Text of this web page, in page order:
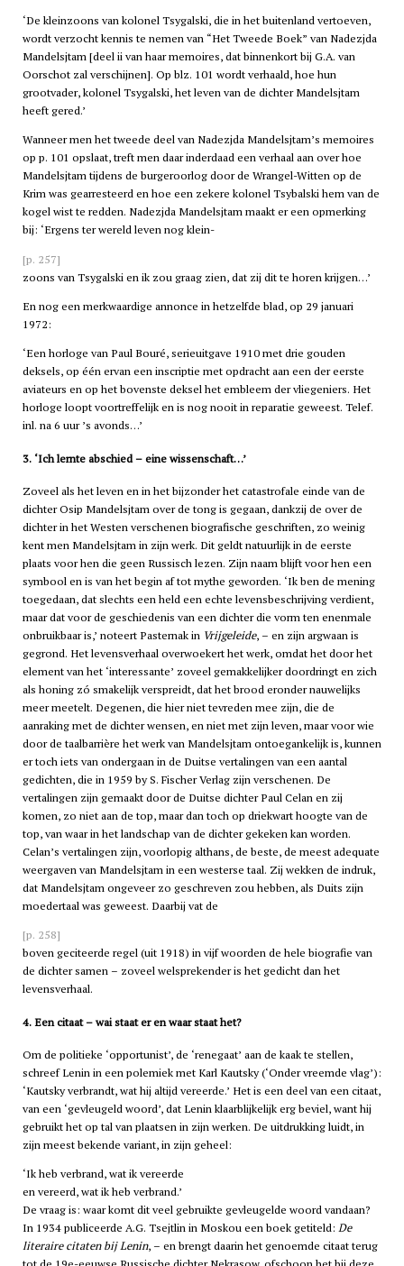
‘De kleinzoons van kolonel Tsygalski, die in het buitenland vertoeven,
wordt verzocht kennis te nemen van “Het Tweede Boek” van Nadezjda
Mandelsjtam [deeliivan haar memoires, dat binnenkort bij G.A. van
Oorschot zal verschijnen]. Op blz. 101 wordt verhaald, hoe hun
grootvader, kolonel Tsygalski, het leven van de dichter Mandelsjtam
heeft gered.’
Wanneer men het tweede deel van Nadezjda Mandelsjtam’s memoires
op p. 101 opslaat, treft men daar inderdaad een verhaal aan over hoe
Mandelsjtam tijdens de burgeroorlog door de Wrangel-Witten op de
Krim was gearresteerd en hoe een zekere kolonel Tsybalski hem van de
kogel wist te redden. Nadezjda Mandelsjtam maakt er een opmerking
bij: ‘Ergens ter wereld leven nog klein-
[p. 257]
zoons van Tsygalski en ik zou graag zien, dat zij dit te horen krijgen…’
En nog een merkwaardige annonce in hetzelfde blad, op 29 januari
1972:
‘Een horloge van Paul Bouré, serieuitgave 1910 met drie gouden
deksels, op één ervan een inscriptie met opdracht aan een der eerste
aviateurs en op het bovenste deksel het embleem der vliegeniers. Het
horloge loopt voortreffelijk en is nog nooit in reparatie geweest. Telef.
inl. na 6 uur ’s avonds…’
3. ‘Ich lernte abschied – eine wissenschaft…’
Zoveel als het leven en in het bijzonder het catastrofale einde van de
dichter Osip Mandelsjtam over de tong is gegaan, dankzij de over de
dichter in het Westen verschenen biografische geschriften, zo weinig
kent men Mandelsjtam in zijn werk. Dit geldt natuurlijk in de eerste
plaats voor hen die geen Russisch lezen. Zijn naam blijft voor hen een
symbool en is van het begin af tot mythe geworden. ‘Ik ben de mening
toegedaan, dat slechts een held een echte levensbeschrijving verdient,
maar dat voor de geschiedenis van een dichter die vorm ten enenmale
onbruikbaar is,’ noteert Pasternak in Vrijgeleide, – en zijn argwaan is
gegrond. Het levensverhaal overwoekert het werk, omdat het door het
element van het ‘interessante’ zoveel gemakkelijker doordringt en zich
als honing zó smakelijk verspreidt, dat het brood eronder nauwelijks
meer meetelt. Degenen, die hier niet tevreden mee zijn, die de
aanraking met de dichter wensen, en niet met zijn leven, maar voor wie
door de taalbarrière het werk van Mandelsjtam ontoegankelijk is, kunnen
er toch iets van ondergaan in de Duitse vertalingen van een aantal
gedichten, die in 1959 by S. Fischer Verlag zijn verschenen. De
vertalingen zijn gemaakt door de Duitse dichter Paul Celan en zij
komen, zo niet aan de top, maar dan toch op driekwart hoogte van de
top, van waar in het landschap van de dichter gekeken kan worden.
Celan’s vertalingen zijn, voorlopig althans, de beste, de meest adequate
weergaven van Mandelsjtam in een westerse taal. Zij wekken de indruk,
dat Mandelsjtam ongeveer zo geschreven zou hebben, als Duits zijn
moedertaal was geweest. Daarbij vat de
[p. 258]
boven geciteerde regel (uit 1918) in vijf woorden de hele biografie van
de dichter samen – zoveel welsprekender is het gedicht dan het
levensverhaal.
4. Een citaat – wai staat er en waar staat het?
Om de politieke ‘opportunist’, de ‘renegaat’ aan de kaak te stellen,
schreef Lenin in een polemiek met Karl Kautsky (‘Onder vreemde vlag’):
‘Kautsky verbrandt, wat hij altijd vereerde.’ Het is een deel van een citaat,
van een ‘gevleugeld woord’, dat Lenin klaarblijkelijk erg beviel, want hij
gebruikt het op tal van plaatsen in zijn werken. De uitdrukking luidt, in
zijn meest bekende variant, in zijn geheel:
‘Ik heb verbrand, wat ik vereerde
en vereerd, wat ik heb verbrand.’
De vraag is: waar komt dit veel gebruikte gevleugelde woord vandaan?
In 1934 publiceerde A.G. Tsejtlin in Moskou een boek getiteld: De
literaire citaten bij Lenin, – en brengt daarin het genoemde citaat terug